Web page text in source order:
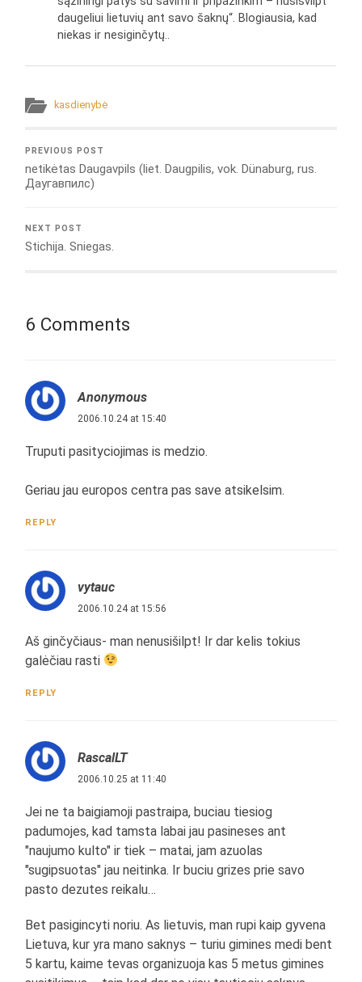
daugeliui lietuvių ant savo šaknų“. Blogiausia, kad
niekas ir nesiginčytų..
kasdienybė
PREVIOUS POST
netikėtas Daugavpils (liet. Daugpilis, vok. Dünaburg, rus.
Даугавпилс)
NEXT POST
Stichija. Sniegas.
6 Comments
Anonymous
2006.10.24 at 15:40
Truputi pasityciojimas is medzio.
Geriau jau europos centra pas save atsikelsim.
REPLY
vytauc
2006.10.24 at 15:56
Aš ginčyčiaus- man nenusišilpt! Ir dar kelis tokius
galėčiau rasti
REPLY
RascalLT
2006.10.25 at 11:40
Jei ne ta baigiamoji pastraipa, buciau tiesiog
padumojes, kad tamsta labai jau pasineses ant
"naujumo kulto" ir tiek – matai, jam azuolas
"sugipsuotas" jau neitinka. Ir buciu grizes prie savo
pasto dezutes reikalu…
Bet pasigincyti noriu. As lietuvis, man rupi kaip gyvena
Lietuva, kur yra mano saknys – turiu gimines medi bent
5 kartu, kaime tevas organizuoja kas 5 metus gimines